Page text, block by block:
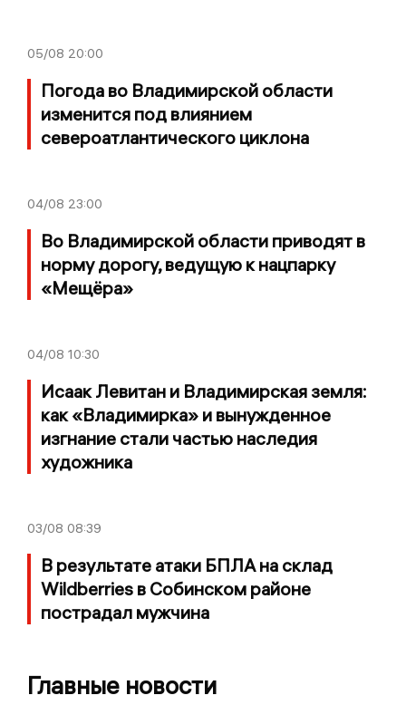
05/08 20:00
Погода во Владимирской области
изменится под влиянием
североатлантического циклона
04/08 23:00
Во Владимирской области приводят в
норму дорогу, ведущую к нацпарку
«Мещёра»
04/08 10:30
Исаак Левитан и Владимирская земля:
как «Владимирка» и вынужденное
изгнание стали частью наследия
художника
03/08 08:39
В результате атаки БПЛА на склад
Wildberries в Собинском районе
пострадал мужчина
Главные новости